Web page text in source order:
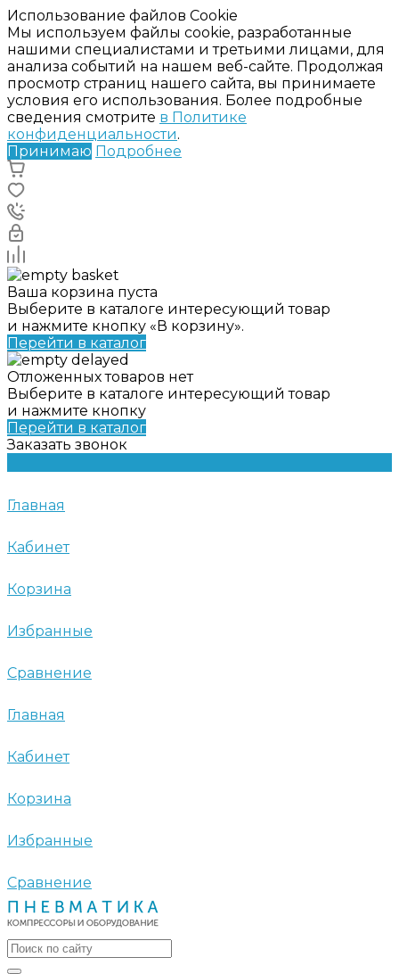
Использование файлов Cookie
Мы используем файлы cookie, разработанные
нашими специалистами и третьими лицами, для
анализа событий на нашем веб-сайте. Продолжая
просмотр страниц нашего сайта, вы принимаете
условия его использования. Более подробные
сведения смотрите в Политике
конфиденциальности.
Принимаю Подробнее
Ваша корзина пуста
Выберите в каталоге интересующий товар
и нажмите кнопку «В корзину».
Перейти в каталог
Отложенных товаров нет
Выберите в каталоге интересующий товар
и нажмите кнопку
Перейти в каталог
Заказать звонок
Главная
Кабинет
Корзина
Избранные
Сравнение
Главная
Кабинет
Корзина
Избранные
Сравнение